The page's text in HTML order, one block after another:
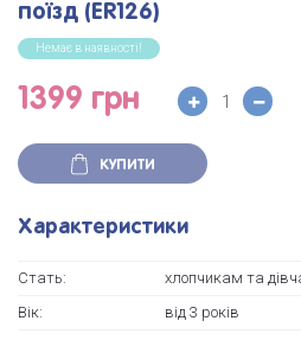
поїзд (ER126)
Немає в наявності!
1399 грн
КУПИТИ
Характеристики
Стать:
хлопчикам та
Вік:
від 3 років